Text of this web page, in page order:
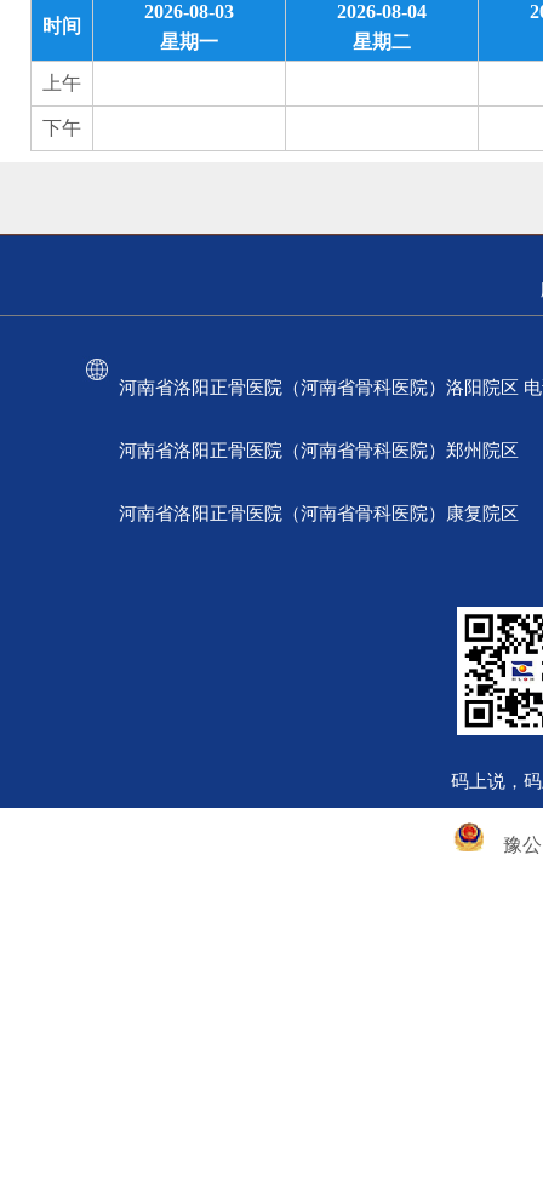
时间
2026-08-03
星期一
2026-08-04
星期二
上午
下午
河南省洛阳正骨医院（河南省骨科医院）洛阳院区
河南省洛阳正骨医院（河南省骨科医院）郑州院区
河南省洛阳正骨医院（河南省骨科医院）康复院区
码上说，
豫公